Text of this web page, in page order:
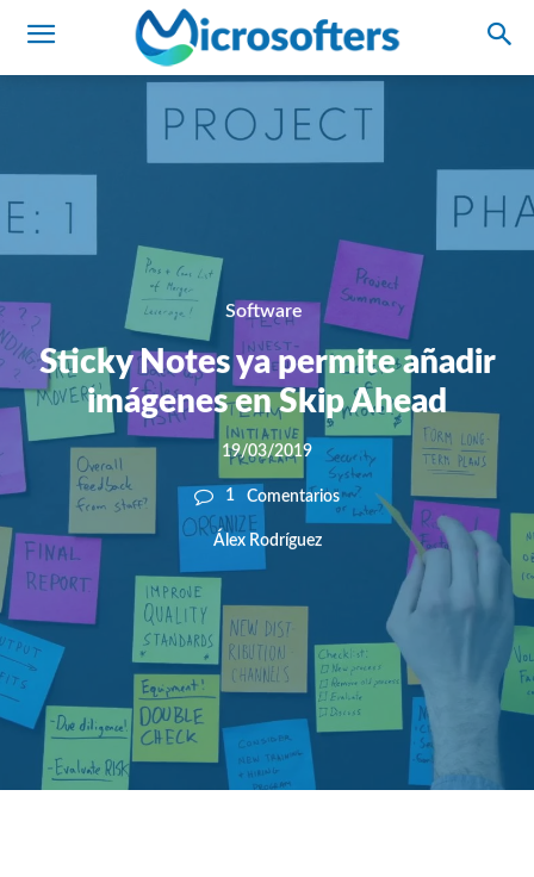
Software
Sticky Notes ya permite añadir
imágenes en Skip Ahead
19/03/2019
1 Comentarios
Álex Rodríguez